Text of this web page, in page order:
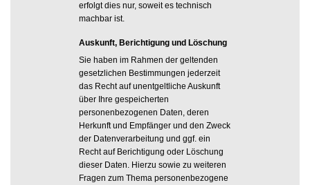
erfolgt dies nur, soweit es technisch
machbar ist.
Auskunft, Berichtigung und Löschung
Sie haben im Rahmen der geltenden
gesetzlichen Bestimmungen jederzeit
das Recht auf unentgeltliche Auskunft
über Ihre gespeicherten
personenbezogenen Daten, deren
Herkunft und Empfänger und den Zweck
der Datenverarbeitung und ggf. ein
Recht auf Berichtigung oder Löschung
dieser Daten. Hierzu sowie zu weiteren
Fragen zum Thema personenbezogene